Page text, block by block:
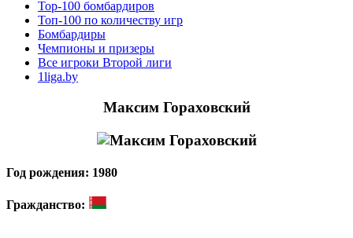
Top-100 бомбардиров
Топ-100 по количеству игр
Бомбардиры
Чемпионы и призеры
Все игроки Второй лиги
1liga.by
Максим Гораховский
Год рождения: 1980
Гражданство: